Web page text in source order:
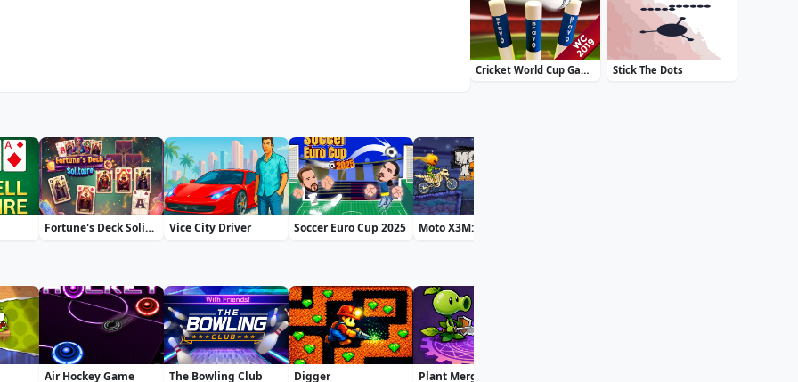
Fortune's Deck Solitaire Vice City Driver Soccer Euro Cup 2025
Air Hockey Game The Bowling Club Digger
Cricket World Cup Game 2019 Mini Ground Cricke Stick The Dots